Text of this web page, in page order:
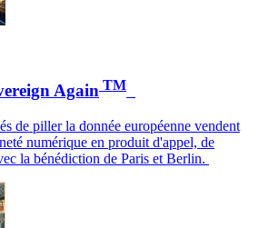
Again TM
de piller la donnée européenne vendent
numérique en produit d'appel, de
la bénédiction de Paris et Berlin.